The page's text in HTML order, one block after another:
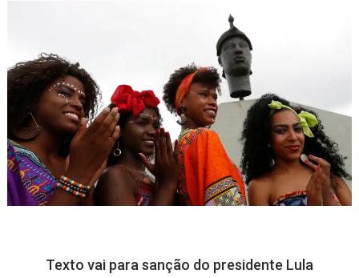
Texto vai para sanção do presidente Lula